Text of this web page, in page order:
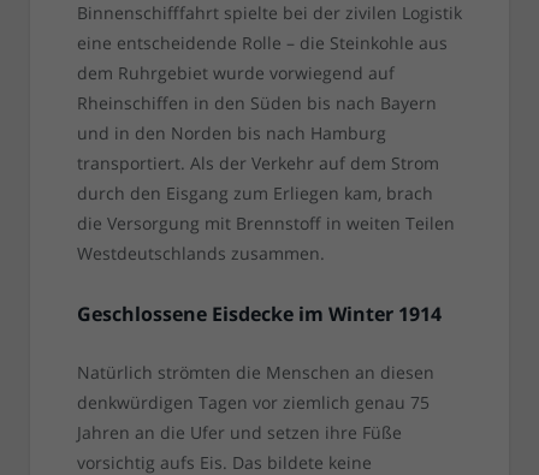
Binnenschifffahrt spielte bei der zivilen Logistik
eine entscheidende Rolle – die Steinkohle aus
dem Ruhrgebiet wurde vorwiegend auf
Rheinschiffen in den Süden bis nach Bayern
und in den Norden bis nach Hamburg
transportiert. Als der Verkehr auf dem Strom
durch den Eisgang zum Erliegen kam, brach
die Versorgung mit Brennstoff in weiten Teilen
Westdeutschlands zusammen.
Geschlossene Eisdecke im Winter 1914
Natürlich strömten die Menschen an diesen
denkwürdigen Tagen vor ziemlich genau 75
Jahren an die Ufer und setzen ihre Füße
vorsichtig aufs Eis. Das bildete keine